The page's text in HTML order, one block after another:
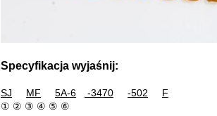
Specyfikacja wyjaśnij:
SJ MF 5A-6 -3470 -502
F
① ② ③ ④ ⑤ ⑥